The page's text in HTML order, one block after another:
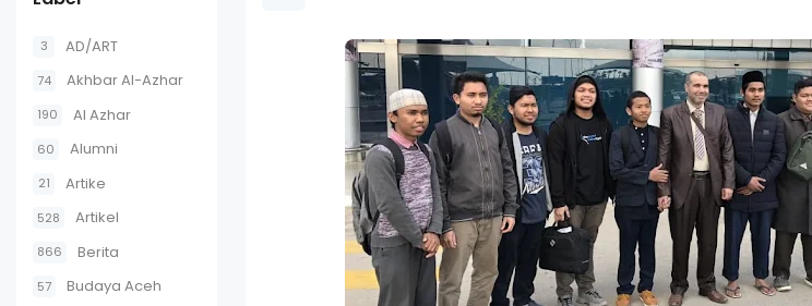
3 AD/ART
74 Akhbar Al-Azhar
190 Al Azhar
60 Alumni
21 Artike
528 Artikel
866 Berita
57 Budaya Aceh